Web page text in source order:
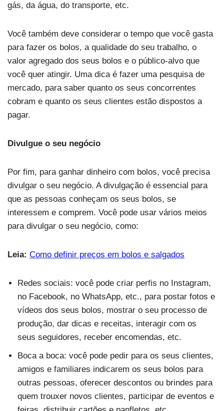
gás, da água, do transporte, etc.
Você também deve considerar o tempo que você gasta
para fazer os bolos, a qualidade do seu trabalho, o
valor agregado dos seus bolos e o público-alvo que
você quer atingir. Uma dica é fazer uma pesquisa de
mercado, para saber quanto os seus concorrentes
cobram e quanto os seus clientes estão dispostos a
pagar.
Divulgue o seu negócio
Por fim, para ganhar dinheiro com bolos, você precisa
divulgar o seu negócio. A divulgação é essencial para
que as pessoas conheçam os seus bolos, se
interessem e comprem. Você pode usar vários meios
para divulgar o seu negócio, como:
Leia: Como definir preços em bolos e salgados
Redes sociais: você pode criar perfis no Instagram,
no Facebook, no WhatsApp, etc., para postar fotos e
vídeos dos seus bolos, mostrar o seu processo de
produção, dar dicas e receitas, interagir com os
seus seguidores, receber encomendas, etc.
Boca a boca: você pode pedir para os seus clientes,
amigos e familiares indicarem os seus bolos para
outras pessoas, oferecer descontos ou brindes para
quem trouxer novos clientes, participar de eventos e